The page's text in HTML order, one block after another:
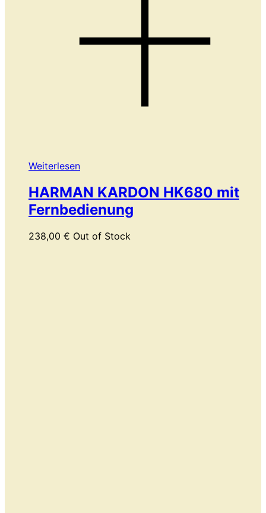
Weiterlesen
HARMAN KARDON HK680 mit
Fernbedienung
238,00 € Out of Stock